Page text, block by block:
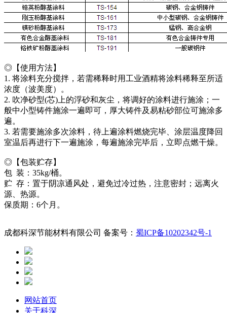
◎【使用方法】
1. 将涂料充分搅拌，若需稀释时用工业酒精将涂料稀释至所适
浓度（波美度）。
2. 吹净砂型(芯)上的浮砂和灰尘，将调好的涂料进行施涂；一
般中小型铸件施涂一遍即可，厚大铸件及易粘砂部位可施涂多
遍。
3. 若需要施涂多次涂料，待上遍涂料燃烧完毕、涂层温度降回
室温后再进行下一遍施涂，每遍施涂完毕后，立即点燃干燥。
◎【包装贮存】
包 装：35kg/桶。
贮 存：置于阴凉通风处，避免过冷过热，注意密封；远离火
源、热源。
保质期：6个月。
成都科深节能材料有限公司 备案号： 蜀ICP备10202342号-1
网站首页
关于科深